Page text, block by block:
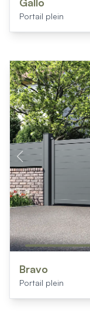
Portail plein
Bravo
Portail plein